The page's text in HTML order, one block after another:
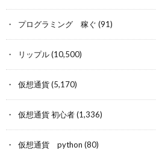
プログラミング 稼ぐ (91)
リップル(10,500)
仮想通貨(5,170)
仮想通貨 初心者(1,336)
仮想通貨 python (80)